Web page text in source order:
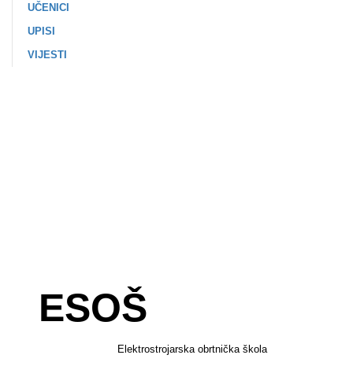
UČENICI
UPISI
VIJESTI
ESOŠ
Elektrostrojarska obrtnička škola